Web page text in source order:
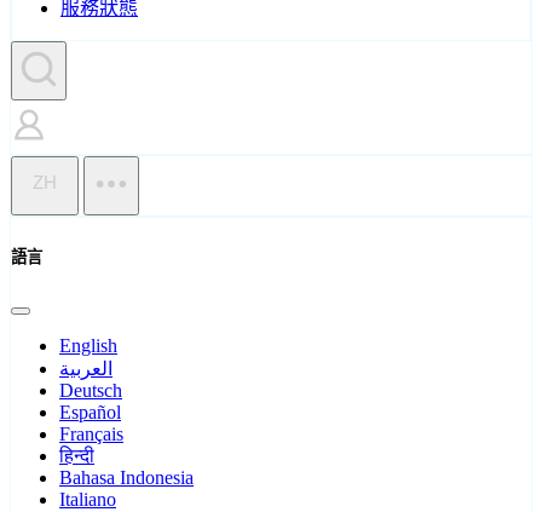
服務狀態
ZH
語言
English
العربية
Deutsch
Español
Français
हिन्दी
Bahasa Indonesia
Italiano